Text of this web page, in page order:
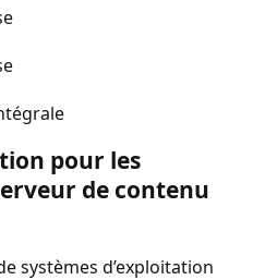
pour les
de contenu
systèmes d’exploitation